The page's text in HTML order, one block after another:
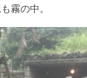
霧の中。